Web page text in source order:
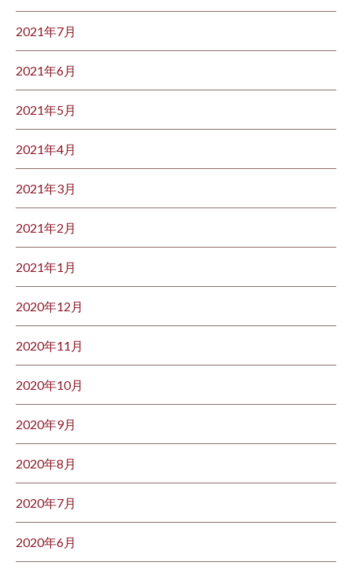
2021年7月
2021年6月
2021年5月
2021年4月
2021年3月
2021年2月
2021年1月
2020年12月
2020年11月
2020年10月
2020年9月
2020年8月
2020年7月
2020年6月